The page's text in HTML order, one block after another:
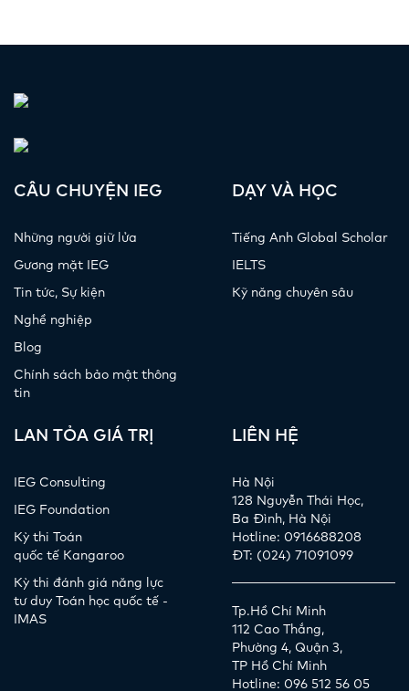
CÂU CHUYỆN IEG
Những người giữ lửa
Gương mặt IEG
Tin tức, Sự kiện
Nghề nghiệp
Blog
Chính sách bảo mật thông
tin
DẠY VÀ HỌC
Tiếng Anh Global Scholar
IELTS
Kỹ năng chuyên sâu
LAN TỎA GIÁ TRỊ
IEG Consulting
IEG Foundation
Kỳ thi Toán
quốc tế Kangaroo
Kỳ thi đánh giá năng lực
tư duy Toán học quốc tế -
IMAS
LIÊN HỆ
Hà Nội
128 Nguyễn Thái Học,
Ba Đình, Hà Nội
Hotline: 0916688208
ĐT: (024) 71091099
Tp.Hồ Chí Minh
112 Cao Thắng,
Phường 4, Quận 3,
TP Hồ Chí Minh
Hotline: 096 512 56 05